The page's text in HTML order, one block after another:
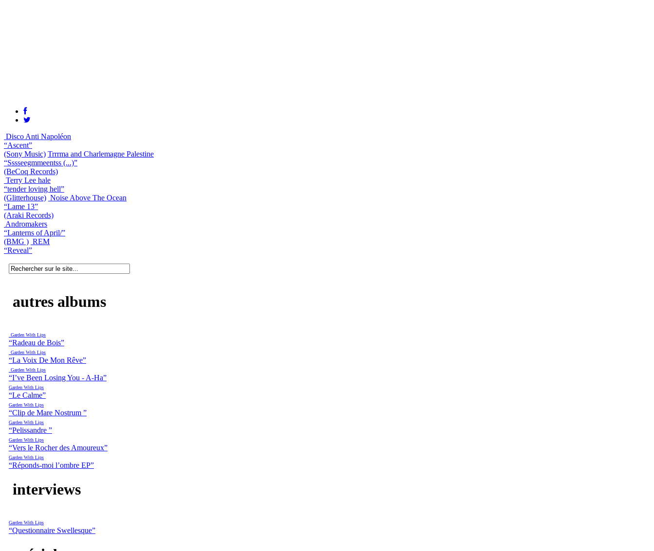
Disco Anti Napoléon
“Ascent”
(Sony Music) Trrrma and Charlemagne Palestine
“Sssseegmmeentss (...)”
(BeCoq Records)
Terry Lee hale
“tender loving hell”
(Glitterhouse) Noise Above The Ocean
“Lame 13”
(Araki Records)
Andromakers
“Lanterns of April/”
(BMG ) REM
“Reveal”
autres albums
Garden With Lips
“Radeau de Bois”
Garden With Lips
“La Voix De Mon Rêve”
Garden With Lips
“I’ve Been Losing You - A-Ha”
Garden With Lips
“Le Calme”
Garden With Lips
“Clip de Mare Nostrum ”
Garden With Lips
“Pelissandre ”
Garden With Lips
“Vers le Rocher des Amoureux”
Garden With Lips
“Réponds-moi l’ombre EP”
interviews
Garden With Lips
“Questionnaire Swellesque”